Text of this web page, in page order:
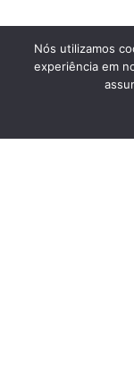
Nós utilizamos
experiência em